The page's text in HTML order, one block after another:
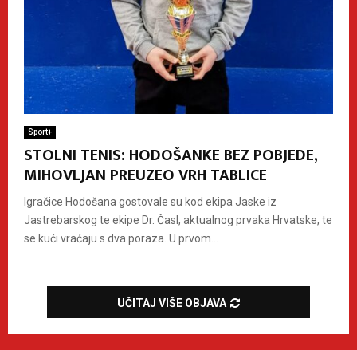
Sport+
STOLNI TENIS: HODOŠANKE BEZ POBJEDE,
MIHOVLJAN PREUZEO VRH TABLICE
Igračice Hodošana gostovale su kod ekipa Jaske iz
Jastrebarskog te ekipe Dr. Časl, aktualnog prvaka Hrvatske, te
se kući vraćaju s dva poraza. U prvom...
UČITAJ VIŠE OBJAVA